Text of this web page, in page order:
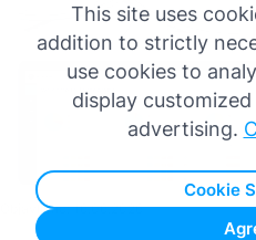
This site uses
addition to strictly
use cookies to
display
advertising.
Cookie
Français
Italiano
Objavljeno: 16.06.2026